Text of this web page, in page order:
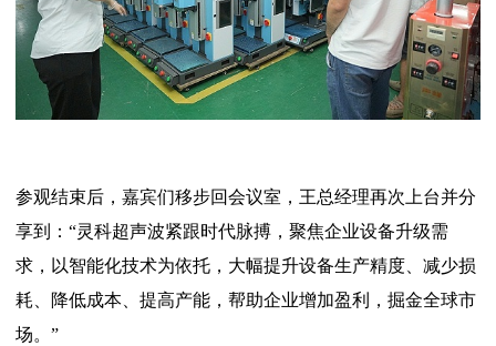
参观结束后，嘉宾们移步回会议室，王总经理再次上台并分
享到：“灵科超声波紧跟时代脉搏，聚焦企业设备升级需
求，以智能化技术为依托，大幅提升设备生产精度、减少损
耗、降低成本、提高产能，帮助企业增加盈利，掘金全球市
场。”